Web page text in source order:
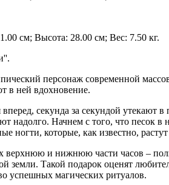
см; Высота: 28.00 см; Вес: 7.50 кг.
персонаж современной
в ней вдохновение.
секунда за секундой
надолго. Начнем с того, что песок
ногти, которые, как известно,
верхнюю и нижнюю части часов –
земли. Такой подарок оценят
успешных магических ритуалов.